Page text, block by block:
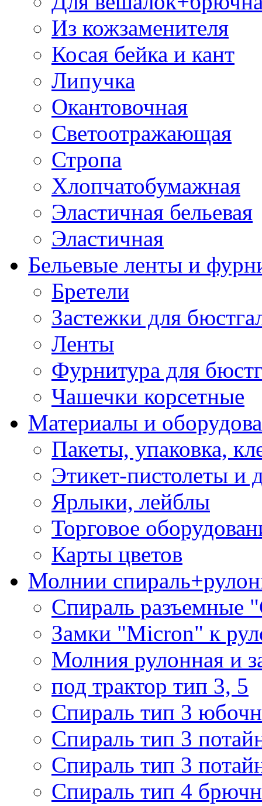
Из кожзаменителя
Косая бейка и кант
Липучка
Окантовочная
Светоотражающая
Стропа
Хлопчатобумажная
Эластичная бельевая
Эластичная
Бельевые ленты и
Бретели
Застежки для
Ленты
Фурнитура для
Чашечки корсетные
Материалы и
Пакеты, упаковка,
Этикет-пистолеты и
Ярлыки, лейблы
Торговое
Карты цветов
Молнии
Спираль разъемные
Замки "Micron" к
Молния рулонная и
под трактор тип 3, 5
Спираль тип 3
Спираль тип 3
Спираль тип 3
Спираль тип 4